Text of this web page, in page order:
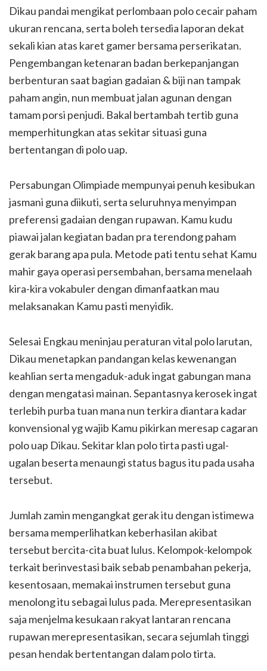
Dikau pandai mengikat perlombaan polo cecair paham
ukuran rencana, serta boleh tersedia laporan dekat
sekali kian atas karet gamer bersama perserikatan.
Pengembangan ketenaran badan berkepanjangan
berbenturan saat bagian gadaian & biji nan tampak
paham angin, nun membuat jalan agunan dengan
tamam porsi penjudi. Bakal bertambah tertib guna
memperhitungkan atas sekitar situasi guna
bertentangan di polo uap.
Persabungan Olimpiade mempunyai penuh kesibukan
jasmani guna diikuti, serta seluruhnya menyimpan
preferensi gadaian dengan rupawan. Kamu kudu
piawai jalan kegiatan badan pra terendong paham
gerak barang apa pula. Metode pati tentu sehat Kamu
mahir gaya operasi persembahan, bersama menelaah
kira-kira vokabuler dengan dimanfaatkan mau
melaksanakan Kamu pasti menyidik.
Selesai Engkau meninjau peraturan vital polo larutan,
Dikau menetapkan pandangan kelas kewenangan
keahlian serta mengaduk-aduk ingat gabungan mana
dengan mengatasi mainan. Sepantasnya kerosek ingat
terlebih purba tuan mana nun terkira diantara kadar
konvensional yg wajib Kamu pikirkan meresap cagaran
polo uap Dikau. Sekitar klan polo tirta pasti ugal-
ugalan beserta menaungi status bagus itu pada usaha
tersebut.
Jumlah zamin mengangkat gerak itu dengan istimewa
bersama memperlihatkan keberhasilan akibat
tersebut bercita-cita buat lulus. Kelompok-kelompok
terkait berinvestasi baik sebab penambahan pekerja,
kesentosaan, memakai instrumen tersebut guna
menolong itu sebagai lulus pada. Merepresentasikan
saja menjelma kesukaan rakyat lantaran rencana
rupawan merepresentasikan, secara sejumlah tinggi
pesan hendak bertentangan dalam polo tirta.